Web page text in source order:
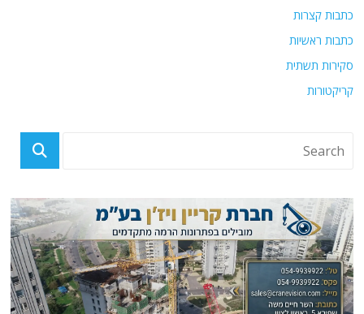
כתבות קצרות
כתבות ראשיות
סקירות תשתית
קריקטורות